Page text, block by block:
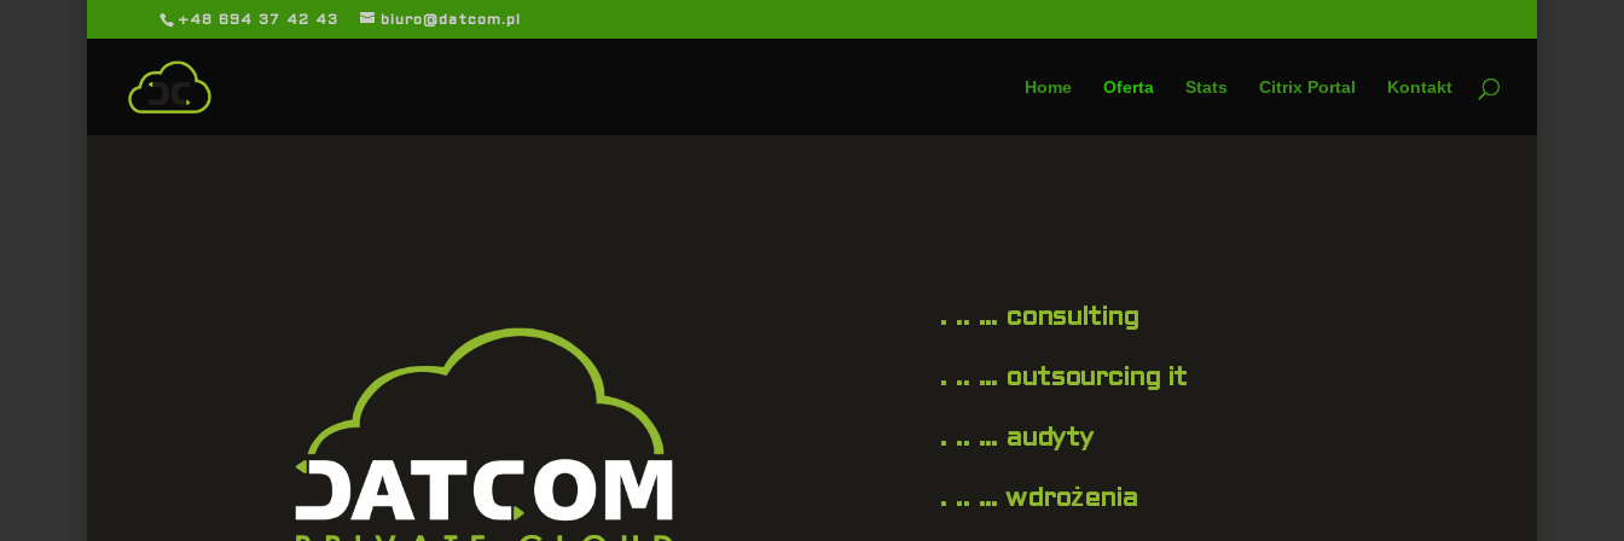
+48 694 37 42 43 biuro@datcom.pl
Home Oferta Stats Citrix Portal Kontakt
. .. … consulting
. .. … outsourcing it
. .. … audyty
. .. … wdrożenia